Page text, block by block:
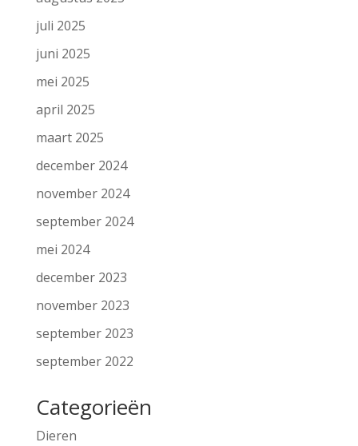
juli 2025
juni 2025
mei 2025
april 2025
maart 2025
december 2024
november 2024
september 2024
mei 2024
december 2023
november 2023
september 2023
september 2022
Categorieën
Dieren